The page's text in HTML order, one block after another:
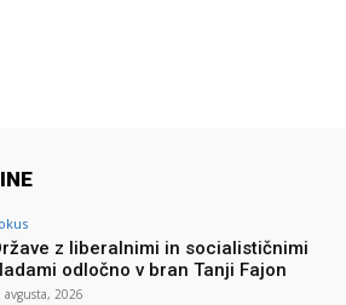
z liberalnimi in socialističnimi
odločno v bran Tanji Fajon
avgusta, 2026